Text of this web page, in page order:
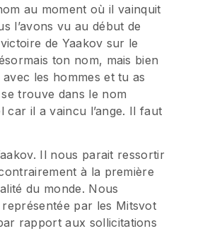
au moment où il vainquit
l’avons vu au début de
de Yaakov sur le
ton nom, mais bien
les hommes et tu as
trouve dans le nom
car il a vaincu l’ange. Il faut
Il nous parait ressortir
à la première
du monde. Nous
par les Mitsvot
rapport aux sollicitations